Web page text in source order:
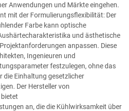
Anwendungen und Märkte eingehen.
mit der Formulierungsflexibilität: Der
Farbe kann optische
und ästhetische
anpassen. Diese
Ingenieuren und
festzulegen, ohne das
die Einhaltung gesetzlicher
Der Hersteller von
an, die die Kühlwirksamkeit über